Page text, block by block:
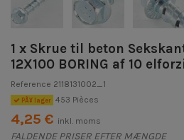
1 x Skrue til beton
12X100 BORING af 10
Reference 2118131002_1
PÃ¥ lager 453 Pièces
4,25 € inkl. moms
FALDENDE PRISER EFTER MÆNGDE